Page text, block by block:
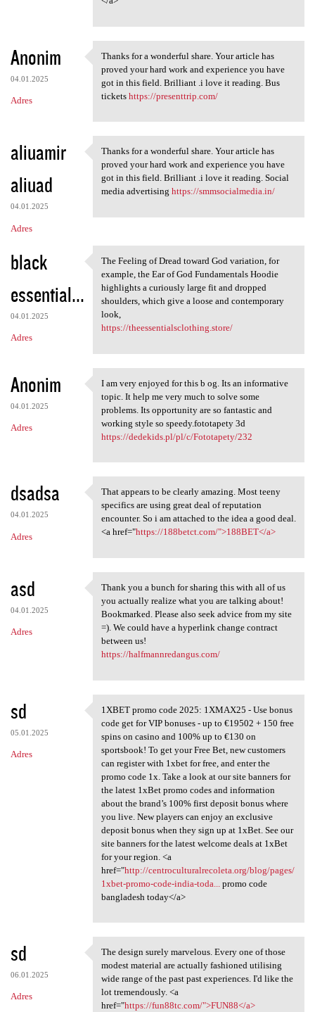
Anonim
04.01.2025
Adres
Thanks for a wonderful share.
Thanks for a wonderful share. Your article has
proved your hard work and experience you have
got in this field. Brilliant .i love it reading. Bus
tickets https://presenttrip.com/
aliuamir
aliuad
04.01.2025
Adres
Thanks for a wonderful share.
Thanks for a wonderful share. Your article has
proved your hard work and experience you have
got in this field. Brilliant .i love it reading. Social
media advertising https://smmsocialmedia.in/
black
essential...
04.01.2025
Adres
The Feeling of Dread toward
The Feeling of Dread toward God variation, for
example, the Ear of God Fundamentals Hoodie
highlights a curiously large fit and dropped
shoulders, which give a loose and contemporary
look,
https://theessentialsclothing.store/
Anonim
04.01.2025
Adres
I am very enjoyed for this b
I am very enjoyed for this b og. Its an informative
topic. It help me very much to solve some
problems. Its opportunity are so fantastic and
working style so speedy.fototapety 3d
https://dedekids.pl/pl/c/Fototapety/232
dsadsa
04.01.2025
Adres
That appears to be clearly
That appears to be clearly amazing. Most teeny
specifics are using great deal of reputation
encounter. So i am attached to the idea a good deal.
<a href="https://188betct.com/">188BET</a>
asd
04.01.2025
Adres
Thank you a bunch for sharing
Thank you a bunch for sharing this with all of us
you actually realize what you are talking about!
Bookmarked. Please also seek advice from my site
=). We could have a hyperlink change contract
between us!
https://halfmannredangus.com/
sd
05.01.2025
Adres
1XBET promo code 2025:
1XBET promo code 2025: 1XMAX25 - Use bonus
code get for VIP bonuses - up to €19502 + 150 free
spins on casino and 100% up to €130 on
sportsbook! To get your Free Bet, new customers
can register with 1xbet for free, and enter the
promo code 1x. Take a look at our site banners for
the latest 1xBet promo codes and information
about the brand’s 100% first deposit bonus where
you live. New players can enjoy an exclusive
deposit bonus when they sign up at 1xBet. See our
site banners for the latest welcome deals at 1xBet
for your region. <a
href="http://centroculturalrecoleta.org/blog/pages/
1xbet-promo-code-india-toda...
promo code
bangladesh today</a>
sd
06.01.2025
Adres
The design surely marvelous.
The design surely marvelous. Every one of those
modest material are actually fashioned utilising
wide range of the past past experiences. I'd like the
lot tremendously. <a
href="https://fun88tc.com/">FUN88</a>